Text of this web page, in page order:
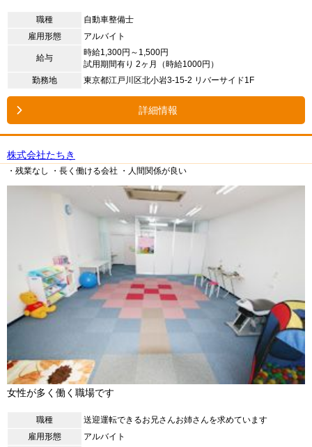
職種
自動車整備士
雇用形態
アルバイト
給与
時給1,300円～1,500円
試用期間有り 2ヶ月（時給1000円）
勤務地
東京都江戸川区北小岩3-15-2 リバーサイド1F
詳細情報
株式会社たちき
・残業なし ・長く働ける会社 ・人間関係が良い
女性が多く働く職場です
職種
送迎運転できるお兄さんお姉さんを求めています
雇用形態
アルバイト